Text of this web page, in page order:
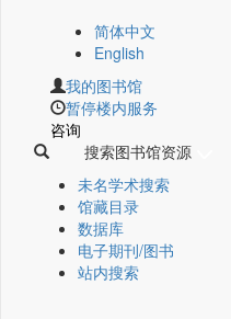
简体中文
English
我的图书馆
暂停楼内服务
咨询
搜索图书馆资源
未名学术搜索
馆藏目录
数据库
电子期刊/图书
站内搜索